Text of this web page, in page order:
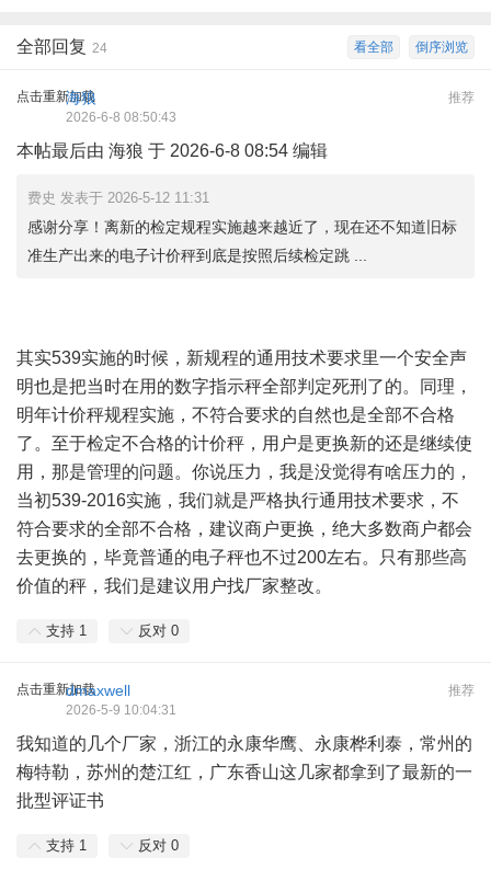
倒序浏览
看全部
全部回复 24
点击重新加载 推荐
海狼
2026-6-8 08:50:43
本帖最后由 海狼 于 2026-6-8 08:54 编辑
费史 发表于 2026-5-12 11:31
感谢分享！离新的检定规程实施越来越近了，现在还不知道旧标
准生产出来的电子计价秤到底是按照后续检定跳 ...
其实539实施的时候，新规程的通用技术要求里一个安全声
明也是把当时在用的数字指示秤全部判定死刑了的。同理，
明年计价秤规程实施，不符合要求的自然也是全部不合格
了。至于检定不合格的计价秤，用户是更换新的还是继续使
用，那是管理的问题。你说压力，我是没觉得有啥压力的，
当初539-2016实施，我们就是严格执行通用技术要求，不
符合要求的全部不合格，建议商户更换，绝大多数商户都会
去更换的，毕竟普通的电子秤也不过200左右。只有那些高
价值的秤，我们是建议用户找厂家整改。
支持 1 反对 0
点击重新加载 推荐
dmaxwell
2026-5-9 10:04:31
我知道的几个厂家，浙江的永康华鹰、永康桦利泰，常州的
梅特勒，苏州的楚江红，广东香山这几家都拿到了最新的一
批型评证书
支持 1 反对 0